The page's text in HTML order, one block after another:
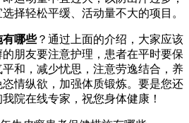
择轻松平缓、活动量不大的项目。
有哪些？通过上面的介绍，大家应该
朋友要注意护理，患者在平时要保
和，减少忧思，注意劳逸结合，养
情纵欲，加强体质锻炼。要是您还
院在线专家，祝您身体健康！